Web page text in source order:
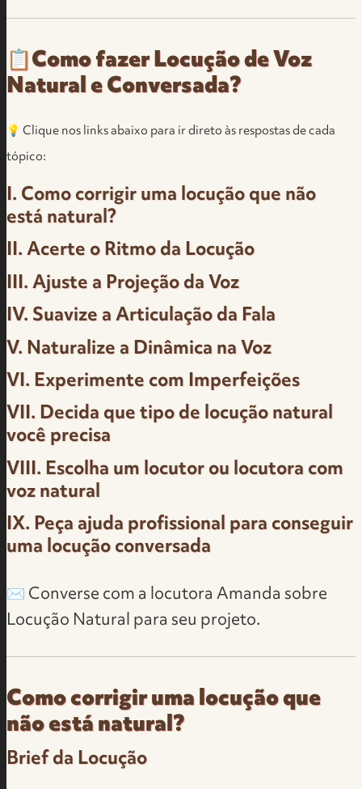
📋Como fazer Locução de Voz
Natural e Conversada?
💡 Clique nos links abaixo para ir direto às respostas de cada
tópico:
I.Como corrigir uma locução que não
está natural?
II.Acerte o Ritmo da Locução
III.Ajuste a Projeção da Voz
IV.Suavize a Articulação da Fala
V.Naturalize a Dinâmica na Voz
VI.Experimente com Imperfeições
VII.Decida que tipo de locução natural
você precisa
VIII.Escolha um locutor ou locutora com
voz natural
IX.Peça ajuda profissional para conseguir
uma locução conversada
✉️Converse com a locutora Amandasobre
Locução Natural para seu projeto.
Como corrigir uma locução que
não está natural?
Brief da Locução